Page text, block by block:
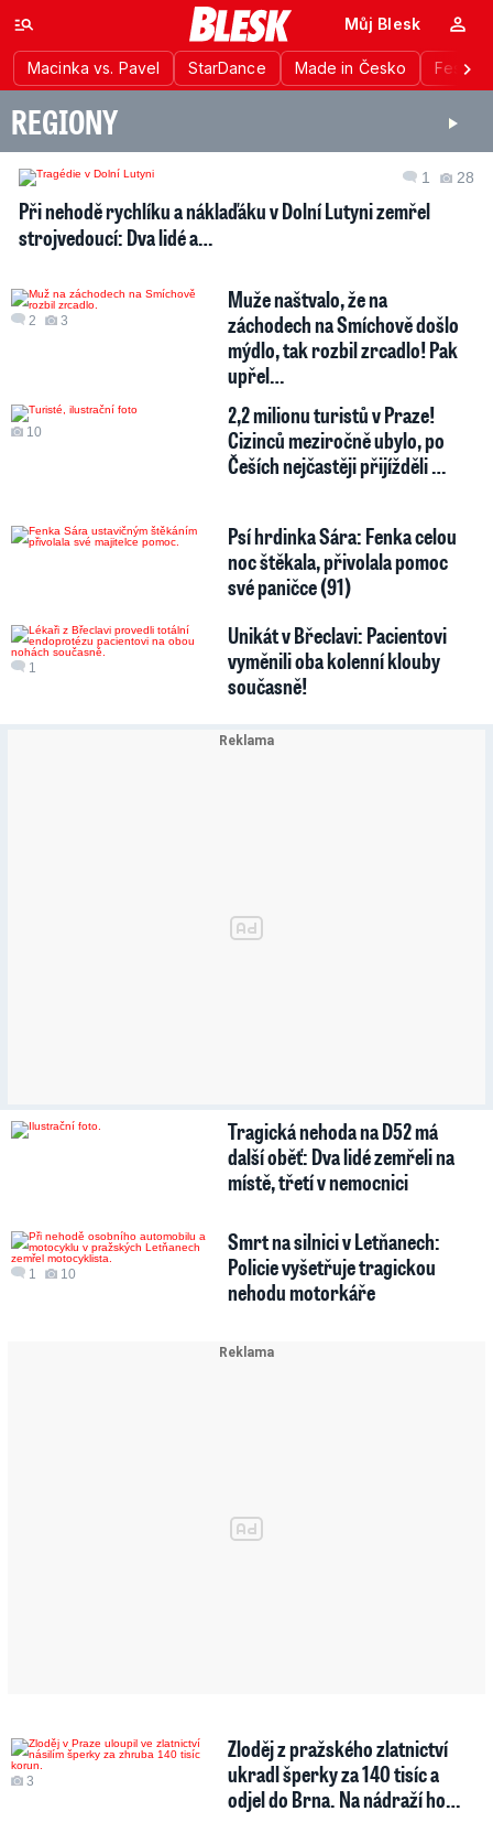
Macinka vs. Pavel StarDance Made in Česko
Můj Blesk
REGIONY
1 28
Při nehodě rychlíku a náklaďáku v Dolní Lutyni zemřel
strojvedoucí: Dva lidé a…
2 3
Muže naštvalo, že na
záchodech na Smíchově došlo
mýdlo, tak rozbil zrcadlo! Pak
upřel…
10
2,2 milionu turistů v Praze!
Cizinců meziročně ubylo, po
Češích nejčastěji přijížděli …
Psí hrdinka Sára: Fenka celou
noc štěkala, přivolala pomoc
své paničce (91)
1
Unikát v Břeclavi: Pacientovi
vyměnili oba kolenní klouby
současně!
Tragická nehoda na D52 má
další oběť: Dva lidé zemřeli na
místě, třetí v nemocnici
1 10
Smrt na silnici v Letňanech:
Policie vyšetřuje tragickou
nehodu motorkáře
3
Zloděj z pražského zlatnictví
ukradl šperky za 140 tisíc a
odjel do Brna. Na nádraží ho…